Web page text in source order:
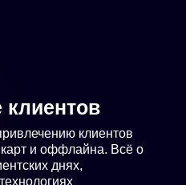
клиентов
клиентов
карт и оффлайна. Всё о
днях,